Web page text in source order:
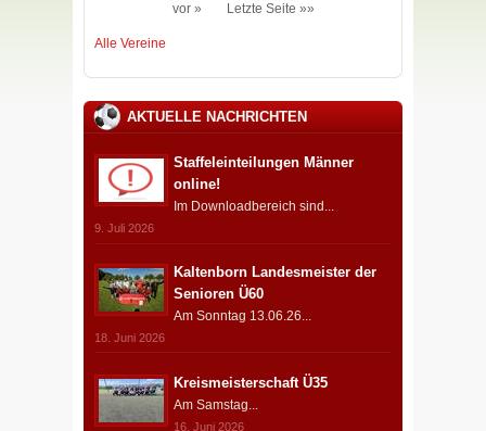
vor »
Letzte Seite »»
Alle Vereine
AKTUELLE NACHRICHTEN
Staffeleinteilungen Männer
online!
Im Downloadbereich sind...
9. Juli 2026
Kaltenborn Landesmeister der
Senioren Ü60
Am Sonntag 13.06.26...
18. Juni 2026
Kreismeisterschaft Ü35
Am Samstag...
16. Juni 2026